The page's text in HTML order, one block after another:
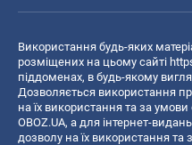
Використання будь-яких
розміщених на цьому сайті
піддоменах, в будь-якому
Дозволяється використання
на їх використання та за
OBOZ.UA, а для інтернет-
дозволу на їх використання та